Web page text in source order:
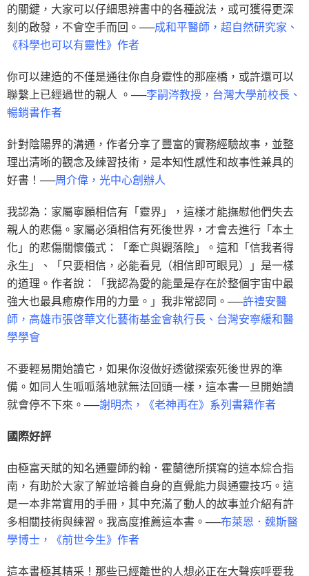
的關鍵，大家可以仔細思辨書中的各種說法，或可獲得更深
刻的啟發，不會空手而回。──成和平醫師，超自然研究家、
《科學也可以有靈性》作者
你可以建造的不僅是通往你自身靈性的那座橋，或許還可以
聯繫上已經過世的親人 。──李嗣涔教授，台灣大學前校長、
暢銷書作者
針對陰陽界的溝通，作者分享了豐富的實務經驗故事，並整
理出清晰的觀念及練習技術，是本知性感性和故事性兼具的
好書！──周介偉，光中心創辦人
我認為：家屬寧願相信有「靈界」，這樣才能撫慰他們失去
親人的悲傷。家屬必須相信有死後世界，才會去進行「本土
化」的悲傷關懷儀式：「牽亡與觀落陰」。這和「信我者得
永生」、「只要相信，必能看見（相信即可眼見）」是一樣
的道理。作者說：「我認為愛的能量是存在於整個宇宙中最
強大也最具癒療作用的力量。」我非常認同。──許禮安醫
師，高雄市張啓華文化藝術基金會執行長、台灣安寧緩和醫
學學會
不要輕易開始讀它，如果你沒做好透徹探索死後世界的準
備。如同人生呱呱落地就無法回頭一樣，這本書一旦開始讀
就會停不下來。──謝明杰，《老神再在》系列書籍作者
國際好評
由極富天賦的知名通靈師約翰．霍蘭德所撰寫的這本綜合指
南，有助於大家了解並培養自身的直覺能力與通靈技巧。這
是一本非常實用的手冊，其中充滿了動人的故事並介紹有許
多相關技術與練習。我高度推薦這本書。──布萊恩．魏斯醫
學博士，《前世今生》作者
這本書極其精采！那些已經離世的人想必正在大聲疾呼要我